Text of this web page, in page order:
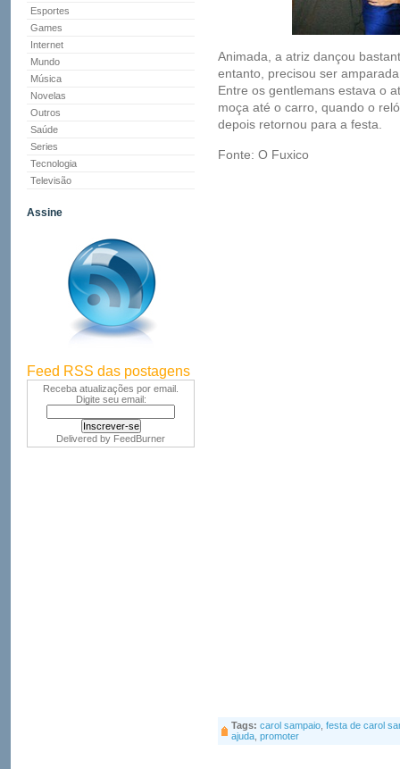
Esportes
Games
Internet
Mundo
Música
Novelas
Outros
Saúde
Series
Tecnologia
Televisão
Assine
Feed RSS das postagens
Receba atualizações por email.
Digite seu email:
Delivered by FeedBurner
Animada, a atriz dançou
entanto, precisou ser
Entre os gentlemans estava o
moça até o carro, quando o
depois retornou para a festa.
Fonte: O Fuxico
Tags: carol sampaio festa de carol
ajuda promoter